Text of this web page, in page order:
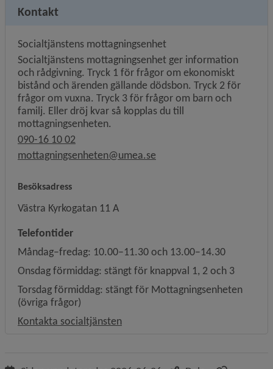
Kontakt
Socialtjänstens mottagningsenhet
Socialtjänstens mottagningsenhet ger information
och rådgivning. Tryck 1 för frågor om ekonomiskt
bistånd och ärenden gällande dödsbon. Tryck 2 för
frågor om vuxna. Tryck 3 för frågor om barn och
familj. Eller dröj kvar så kopplas du till
mottagningsenheten.
090-16 10 02
mottagningsenheten@umea.se
Besöksadress
Västra Kyrkogatan 11 A
Telefontider
Måndag–fredag: 10.00–11.30 och 13.00–14.30
Onsdag förmiddag: stängt för knappval 1, 2 och 3
Torsdag förmiddag: stängt för Mottagningsenheten
(övriga frågor)
Kontakta socialtjänsten